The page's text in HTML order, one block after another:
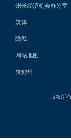
州长经济机会办公室
媒体
隐私
网站地图
犹他州
版权所